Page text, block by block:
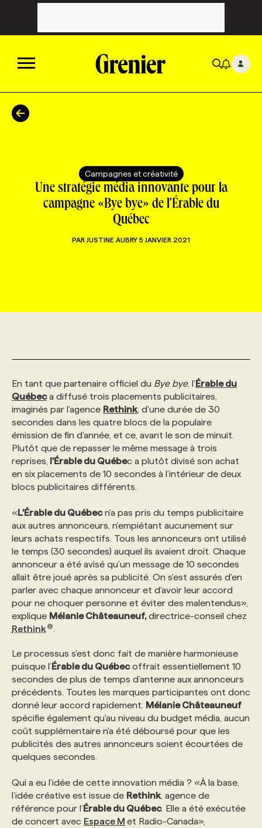
ACTUALITÉS
TOUTES LES CATÉGORIES
CAMPAGNES ET CRÉATIVITÉ
PRIX ET DISTINCTIONS
CHRONIQUES
TOUTES LES CHRONIQUES
GEO/SEO
ÉVÉNEMENTIEL
NOS AUTEUR‧RICES
FORFAITS ABONNEMENT
VOIR TOUTES LES PARUTIONS
INFOLETTRES
INFOLETTRE EN BREF
FAQ
ANNONCEZ AVEC NOUS
FORMATIONS PERSONNALISÉES
NOS FORMATEUR‧RICES
POURQUOI CHOISIR NOS FORMATIONS
NOS TARIFS
PROGRAMMES DE SUBVENTIONS
FAQ
ANNONCEZ AVEC NOUS
NOS TARIFS
NOS EXPERTISES
FAQ
ANNONCEZ AVEC NOUS
Campagnes et créativité
Une stratégie média innovante pour la
campagne «Bye bye» de l'Érable du
Québec
PAR JUSTINE AUBRY 5 JANVIER 2021
En tant que partenaire officiel du Bye bye, l'Érable du
Québeca diffusé trois placements publicitaires,
imaginés par l'agence Rethink, d'une durée de 30
secondes dans les quatre blocs de la populaire
émission de fin d'année, et ce, avant le son de minuit.
Plutôt que de repasser le même message à trois
reprises, l'Érable du Québec a plutôt divisé son achat
en six placements de 10 secondes à l’intérieur de deux
blocs publicitaires différents.
«L'Érable du Québecn'a pas pris du temps publicitaire
aux autres annonceurs, n'empiétant aucunement sur
leurs achats respectifs. Tous les annonceurs ont utilisé
le temps (30 secondes) auquel ils avaient droit. Chaque
annonceur a été avisé qu'un message de 10 secondes
allait être joué après sa publicité. On s'est assurés d'en
parler avec chaque annonceur et d'avoir leur accord
pour ne choquer personne et éviter des malentendus»,
explique Mélanie Châteauneuf,directrice-conseil chez
Rethink
Le processus s'est donc fait de manière harmonieuse
puisque l’Érable du Québecoffrait essentiellement 10
secondes de plus de temps d’antenne aux annonceurs
précédents. Toutes les marques participantes ont donc
donné leur accord rapidement. Mélanie Châteauneuf
spécifie également qu'au niveau du budget média, aucun
coût supplémentaire n'a été déboursé pour que les
publicités des autres annonceurs soient écourtées de
quelques secondes.
Qui a eu l'idée de cette innovation média ? «À la base,
l’idée créative est issue de Rethink, agence de
référence pour l’Érable du Québec. Elle a été exécutée
de concert avec Espace M et Radio-Canada»,